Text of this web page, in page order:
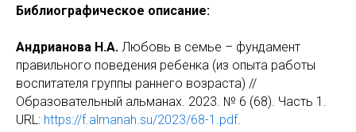
Библиографическое описание:
Андрианова Н.А. Любовь в семье – фундамент
правильного поведения ребенка (из опыта работы
воспитателя группы раннего возраста) //
Образовательный альманах. 2023. № 6 (68). Часть 1.
URL: https://f.almanah.su/2023/68-1.pdf.